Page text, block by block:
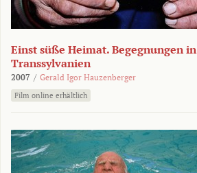
Einst süße Heimat. Begegnungen in
Transsylvanien
2007 / Gerald Igor Hauzenberger
Film online erhältlich